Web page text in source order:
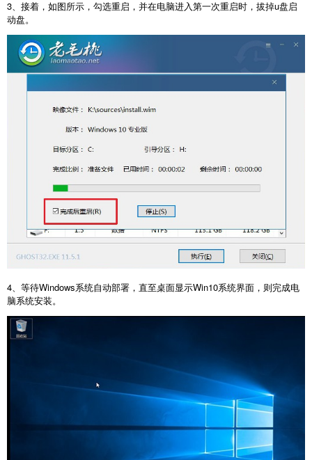
3、接着，如图所示，勾选重启，并在电脑进入第一次重启时，拔掉u盘启
动盘。
4、等待Windows系统自动部署，直至桌面显示Win10系统界面，则完成电
脑系统安装。